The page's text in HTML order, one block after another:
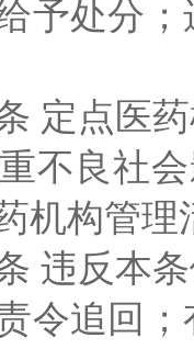
予处分
点医药
不良社
机构管
反本条
令追回